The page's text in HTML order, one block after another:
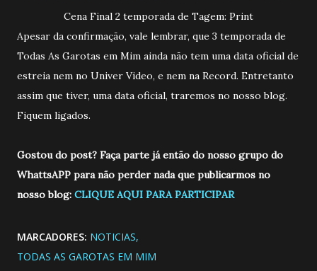
Cena Final 2 temporada de Tagem: Print
Apesar da confirmação, vale lembrar, que 3 temporada de
Todas As Garotas em Mim ainda não tem uma data oficial de
estreia nem no Univer Video, e nem na Record. Entretanto
assim que tiver, uma data oficial, traremos no nosso blog.
Fiquem ligados.
Gostou do post? Faça parte já então do nosso grupo do
WhattsAPP para não perder nada que publicarmos no
nosso blog: CLIQUE AQUI PARA PARTICIPAR
MARCADORES: NOTICIAS
TODAS AS GAROTAS EM MIM